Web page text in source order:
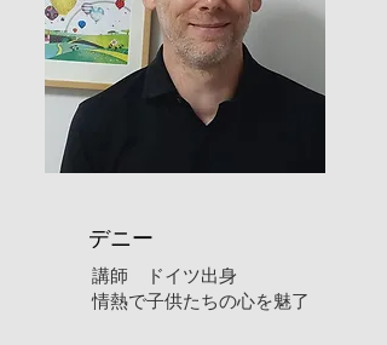
​デニー
​講師 ドイツ出身
​情熱で子供たちの心を魅了